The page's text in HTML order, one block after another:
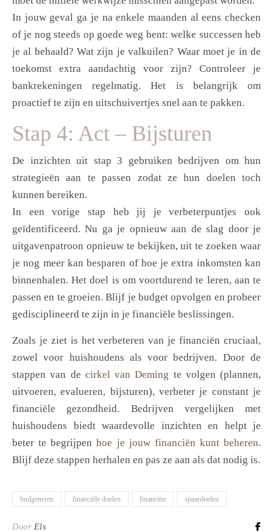
In jouw geval ga je na enkele maanden al eens checken
of je nog steeds op goede weg bent: welke successen heb
je al behaald? Wat zijn je valkuilen? Waar moet je in de
toekomst extra aandachtig voor zijn? Controleer je
bankrekeningen regelmatig. Het is belangrijk om
proactief te zijn en uitschuivertjes snel aan te pakken.
Stap 4: Act – Bijsturen
De inzichten uit stap 3 gebruiken bedrijven om hun
strategieën aan te passen zodat ze hun doelen toch
kunnen bereiken.
In een vorige stap heb jij je verbeterpuntjes ook
geïdentificeerd. Nu ga je opnieuw aan de slag door je
uitgavenpatroon opnieuw te bekijken, uit te zoeken waar
je nog meer kan besparen of hoe je extra inkomsten kan
binnenhalen. Het doel is om voortdurend te leren, aan te
passen en te groeien. Blijf je budget opvolgen en probeer
gedisciplineerd te zijn in je financiële beslissingen.
Zoals je ziet is het verbeteren van je financiën cruciaal,
zowel voor huishoudens als voor bedrijven. Door de
stappen van de cirkel van Deming te volgen (plannen,
uitvoeren, evalueren, bijsturen), verbeter je constant je
financiële gezondheid. Bedrijven vergelijken met
huishoudens biedt waardevolle inzichten en helpt je
beter te begrijpenhoe je jouw financiën kunt beheren.
Blijf deze stappen herhalen en pas ze aan als dat nodig is.
budgetteren financiële doelen financiën spaardoelen
Door Els